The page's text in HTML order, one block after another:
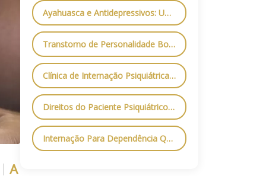
A
Ayahuasca e Antidepressivos: Uma Combinação Perigosa
Transtorno de Personalidade Borderline: O Que É, Principais Sintomas e Como Tratar
Clínica de Internação Psiquiátrica em São Paulo: Tudo o Que Você Precisa Saber
Direitos do Paciente Psiquiátrico: O Que a Lei Garante e Como Exigir Respeito
Internação Para Dependência Química: Como Funciona e Quais os Benefícios?